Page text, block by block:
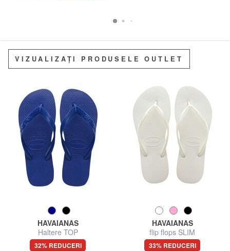
VIZUALIZAȚI PRODUSELE OUTLET
HAVAIANAS
Haltere TOP
32% REDUCERI
HAVAIANAS
flip flops SLIM
33% REDUCERI